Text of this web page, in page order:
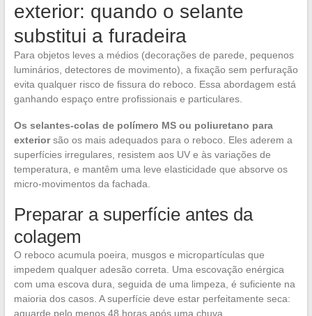
exterior: quando o selante
substitui a furadeira
Para objetos leves a médios (decorações de parede, pequenos
luminários, detectores de movimento), a fixação sem perfuração
evita qualquer risco de fissura do reboco. Essa abordagem está
ganhando espaço entre profissionais e particulares.
Os selantes-colas de polímero MS ou poliuretano para
exteriorsão os mais adequados para o reboco. Eles aderem a
superfícies irregulares, resistem aos UV e às variações de
temperatura, e mantêm uma leve elasticidade que absorve os
micro-movimentos da fachada.
Preparar a superfície antes da
colagem
O reboco acumula poeira, musgos e micropartículas que
impedem qualquer adesão correta. Uma escovação enérgica
com uma escova dura, seguida de uma limpeza, é suficiente na
maioria dos casos. A superfície deve estar perfeitamente seca:
aguarde pelo menos 48 horas após uma chuva.